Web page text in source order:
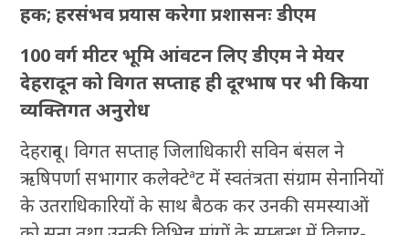
हक; हरसंभव प्रयास करेगा प्रशासनः डीएम
100 वर्ग मीटर भूमि आंवटन लिए डीएम ने मेयर
देहरादून को विगत सप्ताह ही दूरभाष पर भी किया
व्यक्तिगत अनुरोध
देहरादून। विगत सप्ताह जिलाधिकारी सविन बंसल ने
ऋषिपर्णा सभागार कलेक्टेªट में स्वतंत्रता संग्राम सेनानियों
के उतराधिकारियों के साथ बैठक कर उनकी समस्याओं